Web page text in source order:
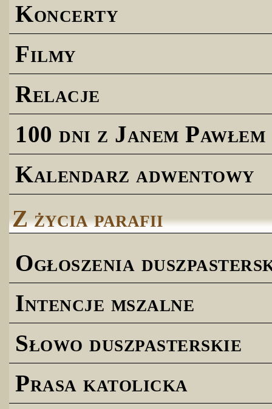
Koncerty
Filmy
Relacje
100 dni z Janem
Kalendarz adwentowy
Z życia parafii
Ogłoszenia
Intencje mszalne
Słowo duszpasterskie
Prasa katolicka